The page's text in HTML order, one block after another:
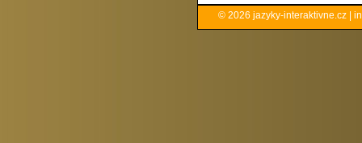
© 2026 jazyky-interaktivne.cz